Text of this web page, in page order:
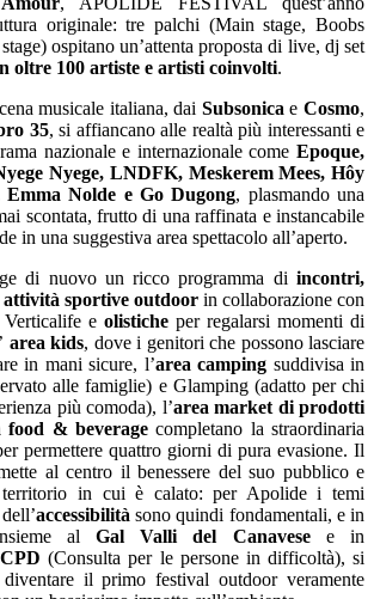
originale: tre palchi (Main stage, Boobs
ospitano un’attenta proposta di live, dj set
oltre 100 artiste e artisti coinvolti.
musicale italiana, dai SubsonicaeCosmo,
35, si affiancano alle realtà più interessanti e
nazionale e internazionale come Epoque,
Nyege, LNDFK, Meskerem Mees, Hôy
Nolde e Go Dugong, plasmando una
scontata, frutto di una raffinata e instancabile
in una suggestiva area spettacolo all’aperto.
di nuovo un ricco programma di incontri,
sportive outdoor in collaborazione con
e olistiche per regalarsi momenti di
area kids, dove i genitori che possono lasciare
in mani sicure, l’area camping suddivisa in
alle famiglie) e Glamping (adatto per chi
più comoda), l’area market di prodotti
food & beveragecompletano la straordinaria
permettere quattro giorni di pura evasione. Il
al centro il benessere del suo pubblico e
in cui è calato: per Apolide i temi
accessibilità sono quindi fondamentali, e in
al Gal Valli del Canavesee in
CPD (Consulta per le persone in difficoltà), si
il primo festival outdoor veramente